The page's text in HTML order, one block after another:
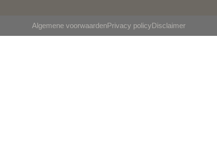
Algemene voorwaardenPrivacy policyDisclaimer